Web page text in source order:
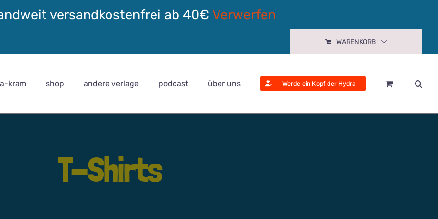
versandkostenfrei ab 40€ Verwerfen
WARENKORB
kram shop andere verlage podcast über uns Werde ein Kopf der Hydra
T-Shirts